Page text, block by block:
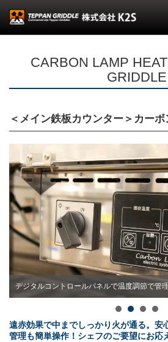
CARBON LAMP
GRIDDLE
＜メイン鉄板カウンター＞カー
デジタルコントロールパネルで温度調節で管
遠赤効果で中までしっかり火が通る。安
管理も簡単操作！シェフのご要望にお応